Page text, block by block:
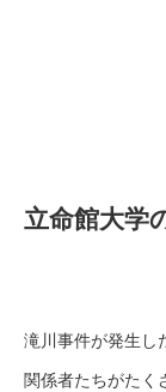
立命館大学
滝川事件が発生し
関係者たちがたく